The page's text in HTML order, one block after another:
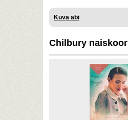
Kuva abi
Chilbury naiskoor